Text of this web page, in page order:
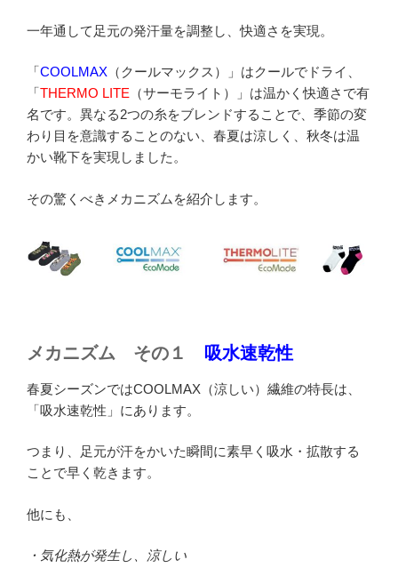
一年通して足元の発汗量を調整し、快適さを実現。
「COOLMAX （クールマックス）」はクールでドライ、
「THERMO LITE （サーモライト）」は温かく快適さで有
名です。異なる2つの糸をブレンドすることで、季節の変
わり目を意識することのない、春夏は涼しく、秋冬は温
かい靴下を実現しました。
その驚くべきメカニズムを紹介します。
メカニズム その１ 吸水速乾性
春夏シーズンではCOOLMAX（涼しい）繊維の特長は、
「吸水速乾性」にあります。
つまり、足元が汗をかいた瞬間に素早く吸水・拡散する
ことで早く乾きます。
他にも、
・気化熱が発生し、涼しい